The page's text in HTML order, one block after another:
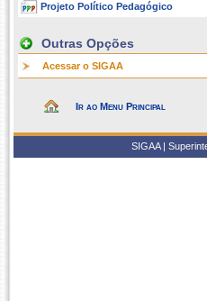
Projeto Político Pedagógico
Outras Opções
Acessar o SIGAA
Ir ao Menu Principal
SIGAA |